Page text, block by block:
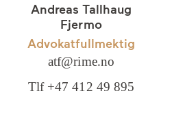
Andreas Tallhaug
Fjermo
Advokatfullmektig
atf@rime.no
Tlf +47 412 49 895